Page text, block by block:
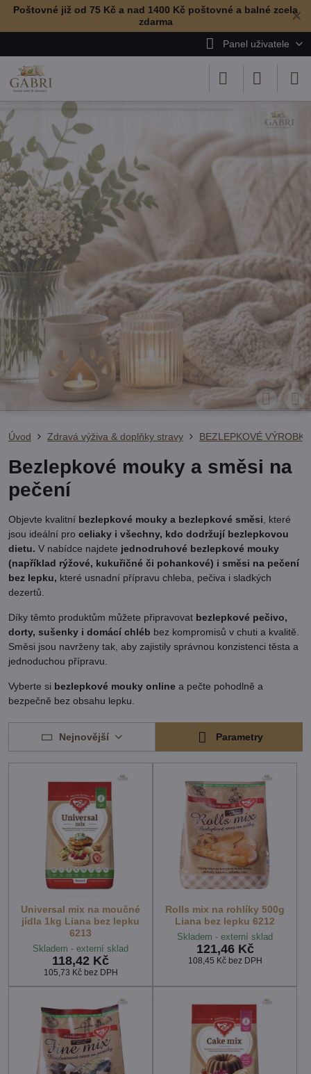
✕
Poštovné již od 75 Kč a nad 1400 Kč poštovné a balné zcela
zdarma
Panel uživatele
Úvod Zdravá výživa & doplňky stravy BEZLEPKOVÉ VÝROBKY
Bezlepkové mouky a směsi na
pečení
Objevte kvalitní bezlepkové mouky a bezlepkové směsi , které
jsou ideální pro celiaky i všechny, kdo dodržují bezlepkovou
dietu. V nabídce najdete jednodruhové bezlepkové mouky
(například rýžové, kukuřičné či pohankové) i směsi na pečení
bez lepku, které usnadní přípravu chleba, pečiva i sladkých
dezertů.
Díky těmto produktům můžete připravovat bezlepkové pečivo,
dorty, sušenky i domácí chléb bez kompromisů v chuti a kvalitě.
Směsi jsou navrženy tak, aby zajistily správnou konzistenci těsta a
jednoduchou přípravu.
Vyberte si bezlepkové mouky online a pečte pohodlně a
bezpečně bez obsahu lepku.
Nejnovější Parametry
Universal mix na moučné
jídla 1kg Liana bez lepku
6213
Skladem - externí sklad
118,42 Kč
105,73 Kč bez DPH
Rolls mix na rohlíky 500g
Liana bez lepku 6212
Skladem - externí sklad
121,46 Kč
108,45 Kč bez DPH